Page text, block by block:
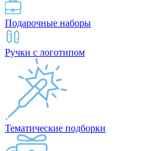
Подарочные наборы
Ручки с логотипом
Тематические подборки